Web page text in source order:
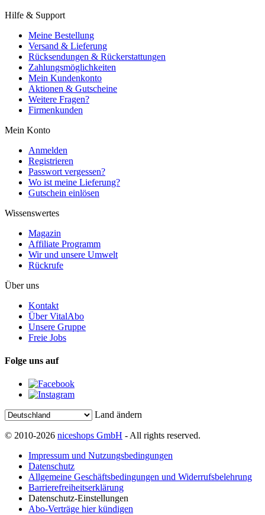
Hilfe & Support
Meine Bestellung
Versand & Lieferung
Rücksendungen & Rückerstattungen
Zahlungsmöglichkeiten
Mein Kundenkonto
Aktionen & Gutscheine
Weitere Fragen?
Firmenkunden
Mein Konto
Anmelden
Registrieren
Passwort vergessen?
Wo ist meine Lieferung?
Gutschein einlösen
Wissenswertes
Magazin
Affiliate Programm
Wir und unsere Umwelt
Rückrufe
Über uns
Kontakt
Über VitalAbo
Unsere Gruppe
Freie Jobs
Folge uns auf
Land ändern
© 2010-2026 niceshops GmbH - All rights reserved.
Impressum und Nutzungsbedingungen
Datenschutz
Allgemeine Geschäftsbedingungen und Widerrufsbelehrung
Barrierefreiheitserklärung
Datenschutz-Einstellungen
Abo-Verträge hier kündigen